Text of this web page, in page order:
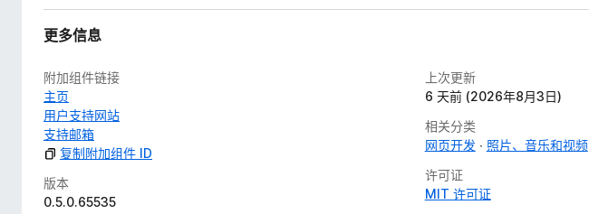
更多信息
附加组件链接
主页
用户支持网站
支持邮箱
复制附加组件 ID
版本
0.5.0.65535
上次更新
6 天前 (2026年8月3日)
相关分类
网页开发
照片、音乐和视频
许可证
MIT 许可证